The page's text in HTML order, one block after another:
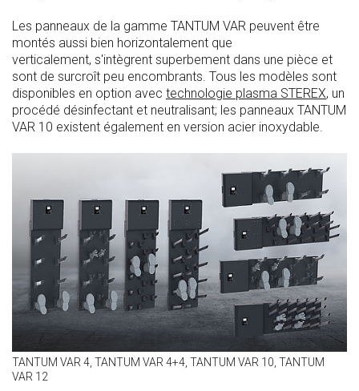
Les panneaux de la gamme TANTUM VAR peuvent être
montés aussi bien horizontalement que
verticalement, s'intègrent superbement dans une pièce et
sont de surcroît peu encombrants. Tous les modèles sont
disponibles en option avec technologie plasma STEREX, un
procédé désinfectant et neutralisant; les panneaux TANTUM
VAR 10 existent également en version acier inoxydable.
TANTUM VAR 4, TANTUM VAR 4+4, TANTUM VAR 10, TANTUM
VAR 12